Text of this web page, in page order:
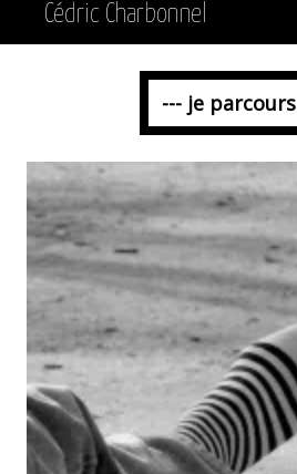
Cédric Charbonnel